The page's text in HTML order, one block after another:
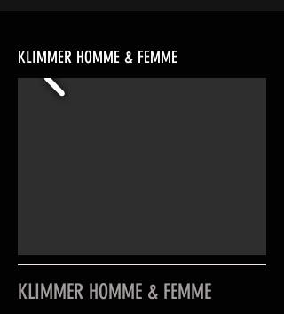
KLIMMER HOMME & FEMME
KLIMMER HOMME & FEMME